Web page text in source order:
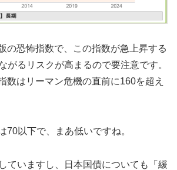
の恐怖指数で、この指数が急上昇する
がるリスクが高まるので要注意です。
数はリーマン危機の直前に160を超え
70以下で、まあ低いですね。
ていますし、日本国債についても「緩